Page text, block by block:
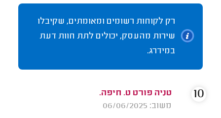
רק לקוחות רשומים ומאומתים, שקיבלו
שירות מהעסק, יכולים לתת חוות דעת
במידרג.
טניה פורט ט. חיפה.
משוב: 06/06/2025
10